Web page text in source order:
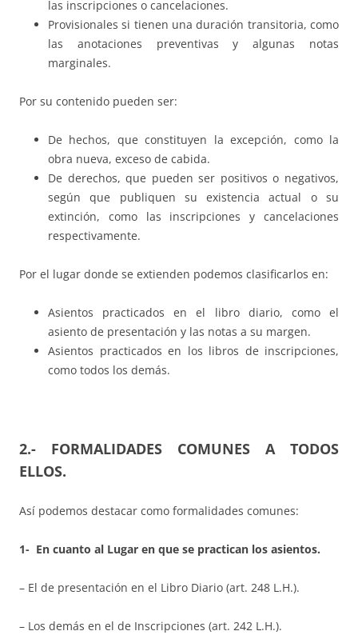
las inscripciones o cancelaciones.
Provisionales si tienen una duración transitoria, como
las anotaciones preventivas y algunas notas
marginales.
Por su contenido pueden ser:
De hechos, que constituyen la excepción, como la
obra nueva, exceso de cabida.
De derechos, que pueden ser positivos o negativos,
según que publiquen su existencia actual o su
extinción, como las inscripciones y cancelaciones
respectivamente.
Por el lugar donde se extienden podemos clasificarlos en:
Asientos practicados en el libro diario, como el
asiento de presentación y las notas a su margen.
Asientos practicados en los libros de inscripciones,
como todos los demás.
2.- FORMALIDADES COMUNES A TODOS
ELLOS.
Así podemos destacar como formalidades comunes:
1- En cuanto al Lugar en que se practican los asientos.
– El de presentación en el Libro Diario (art. 248 L.H.).
– Los demás en el de Inscripciones (art. 242 L.H.).